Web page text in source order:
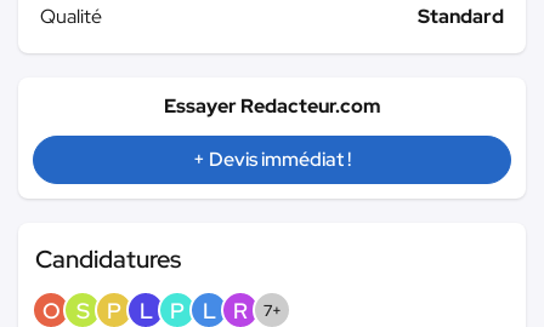
Qualité
Standard
Essayer Redacteur.com
+ Devis immédiat !
Candidatures
O S P L P L R 7+